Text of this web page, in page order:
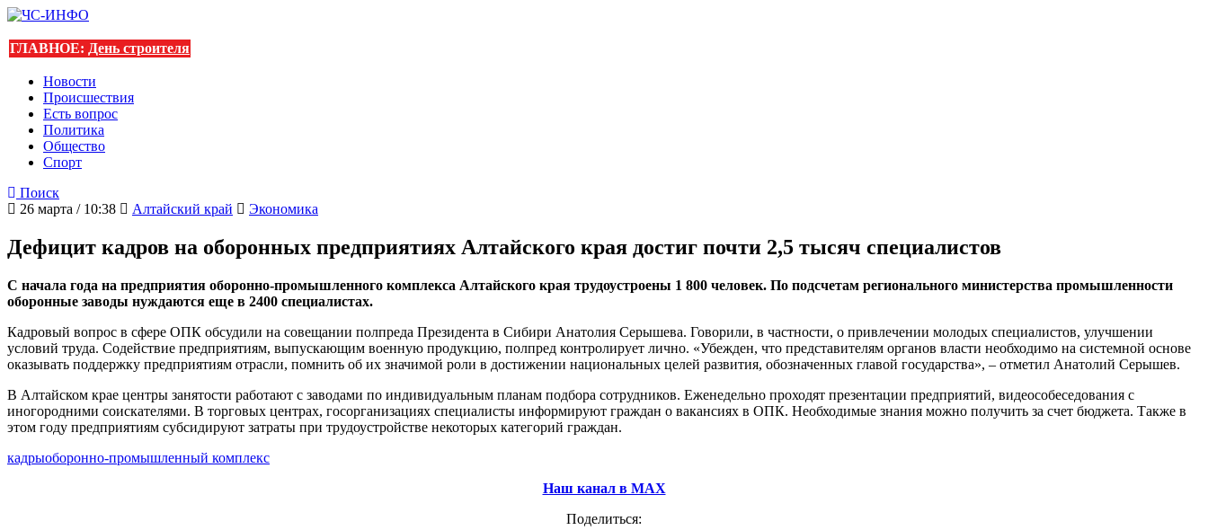
ГЛАВНОЕ: День строителя
Новости
Происшествия
Есть вопрос
Политика
Общество
Спорт
Поиск
26 марта / 10:38
Алтайский край Экономика
Дефицит кадров на оборонных предприятиях Алтайского края достиг почти 2,5 тысяч специалистов
С начала года на предприятия оборонно-промышленного комплекса Алтайского края трудоустроены 1 800 человек. По подсчетам регионального министерства промышленности
оборонные заводы нуждаются еще в 2400 специалистах.
Кадровый вопрос в сфере ОПК обсудили на совещании полпреда Президента в Сибири Анатолия Серышева. Говорили, в частности, о привлечении молодых специалистов, улучшении
условий труда. Содействие предприятиям, выпускающим военную продукцию, полпред контролирует лично. «Убежден, что представителям органов власти необходимо на системной основе
оказывать поддержку предприятиям отрасли, помнить об их значимой роли в достижении национальных целей развития, обозначенных главой государства», – отметил Анатолий Серышев.
В Алтайском крае центры занятости работают с заводами по индивидуальным планам подбора сотрудников. Еженедельно проходят презентации предприятий, видеособеседования с
иногородними соискателями. В торговых центрах, госорганизациях специалисты информируют граждан о вакансиях в ОПК. Необходимые знания можно получить за счет бюджета. Также в
этом году предприятиям субсидируют затраты при трудоустройстве некоторых категорий граждан.
кадрыоборонно-промышленный комплекс
Наш канал в МАХ
Поделиться: